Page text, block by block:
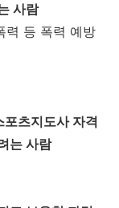
사람
력 등 폭력 예방
츠지도사 자격
는 사람